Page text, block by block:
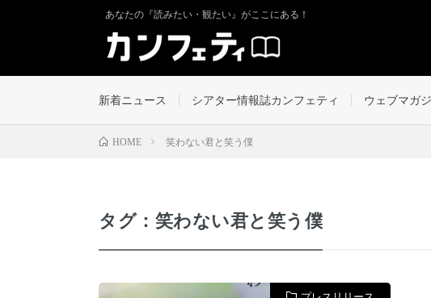
あなたの『読みたい・観たい』がここにある！
新着ニュース シアター情報誌カンフェティ ウェブマガ
HOME 笑わない君と笑う僕
タグ：笑わない君と笑う僕